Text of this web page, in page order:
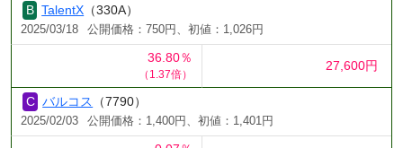
TalentX （330A）
2025/03/18 公開価格：750円、初値：1,026円
36.80％
（1.37倍）
27,600円
バルコス （7790）
2025/02/03 公開価格：1,400円、初値：1,401円